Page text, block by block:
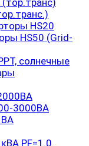
HS20
HS50 (Grid-
солнечные
3000ВА
ВА
PF=1.0